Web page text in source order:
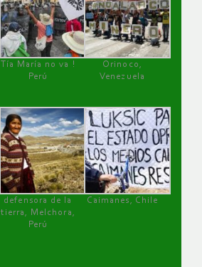
Tía María no va !
Perú
Orinoco,
Venezuela
defensora de la
tierra, Melchora,
Perú
Caimanes, Chile